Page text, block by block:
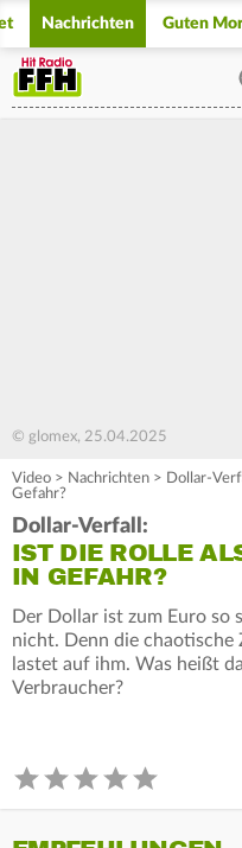
Nachrichten Guten
© glomex, 25.04.2025
Video > Nachrichten > Dollar-
Gefahr?
Dollar-Verfall:
IST DIE ROLLE
IN GEFAHR?
Der Dollar ist zum Euro so
nicht. Denn die
lastet auf ihm. Was heißt
Verbraucher?